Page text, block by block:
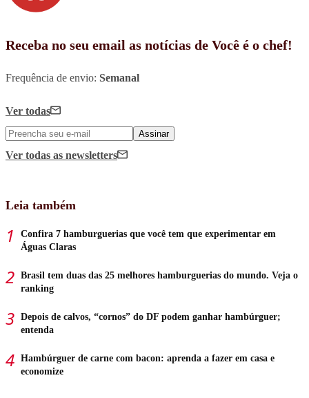
Receba no seu email as notícias de Você é o chef!
Frequência de envio: Semanal
Ver todas
Assinar
Ver todas as newsletters
Leia também
Confira 7 hamburguerias que você tem que experimentar em
Águas Claras
Brasil tem duas das 25 melhores hamburguerias do mundo. Veja o
ranking
Depois de calvos, “cornos” do DF podem ganhar hambúrguer;
entenda
Hambúrguer de carne com bacon: aprenda a fazer em casa e
economize